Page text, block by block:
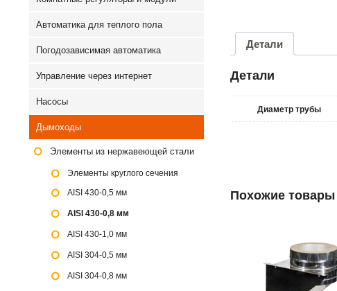
Детали
Детали
Диаметр трубы
Похожие товары
Автоматика для теплого пола
Погодозависимая автоматика
Управление через интернет
Насосы
Дымоходы
Элементы из нержавеющей стали
Элементы круглого сечения
AISI 430-0,5 мм
AISI 430-0,8 мм
AISI 430-1,0 мм
AISI 304-0,5 мм
AISI 304-0,8 мм